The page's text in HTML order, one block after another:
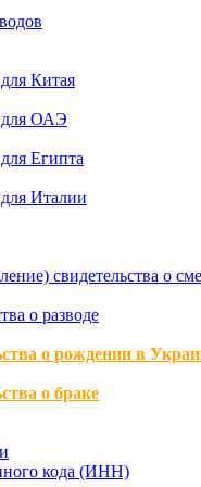
Китая
для ОАЭ
Египта
Италии
свидетельства о
о разводе
о рождении в
о браке
кода (ИНН)